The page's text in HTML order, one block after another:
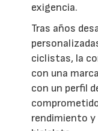
exigencia.
Tras años
ciclistas, la
con una
con un perfil
rendimiento y